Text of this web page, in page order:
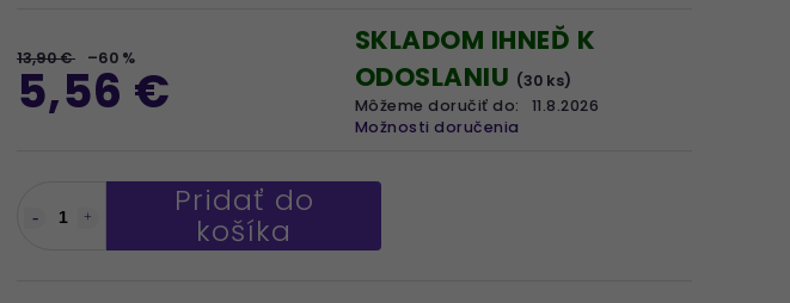
13,90 € –60 %
5,56 €
SKLADOM IHNEĎ K
ODOSLANIU (30 ks)
Môžeme doručiť do:
11.8.2026
Možnosti doručenia
Pridať do
košíka